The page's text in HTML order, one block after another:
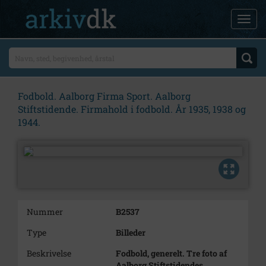
Fodbold. Aalborg Firma Sport. Aalborg
Stiftstidende. Firmahold i fodbold. År 1935, 1938 og
1944.
Nummer
B2537
Type
Billeder
Beskrivelse
Fodbold, generelt. Tre foto af